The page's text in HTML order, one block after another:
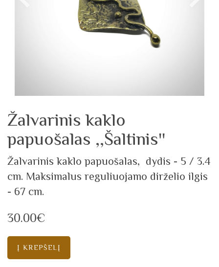
Žalvarinis kaklo
papuošalas ,,Šaltinis''
Žalvarinis kaklo papuošalas, dydis - 5 / 3.4
cm. Maksimalus reguliuojamo dirželio ilgis
- 67 cm.
30.00€